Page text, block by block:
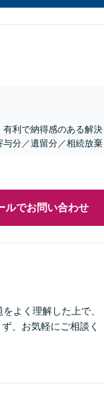
利で納得感のある解決
分／遺留分／相続放棄
ルでお問い合わせ
よく理解した上で、
、お気軽にご相談く